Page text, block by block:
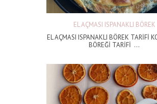
EL AÇMASI ISPANAKLI BÖREK
EL AÇMASI ISPANAKLI BÖREK TARİFİ
BÖREĞİ TARİFİ ...